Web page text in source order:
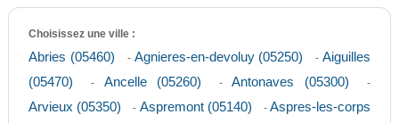
Choisissez une ville :
Abries (05460) - Agnieres-en-devoluy (05250) -Aiguilles
(05470)
- Ancelle (05260) -Antonaves (05300) -
Arvieux (05350) - Aspremont (05140) -Aspres-les-corps